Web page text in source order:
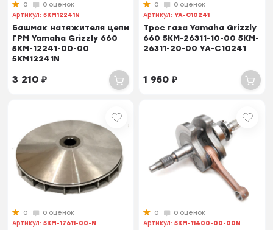
0
0 оценок
Артикул:5KM12241N
Башмак натяжителя цепи
ГРМ Yamaha Grizzly 660
5KM-12241-00-00
5KM12241N
3 210₽
0
0 оценок
Артикул:YA-C10241
Трос газа Yamaha Grizzly
660 5KM-26311-10-00 5KM-
26311-20-00 YA-C10241
1 950₽
0
0 оценок
Артикул:5KM-17611-00-N
0
0 оценок
Артикул:5KM-11400-00-00N